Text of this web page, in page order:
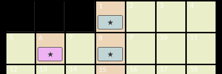
1 2 3 4
5 6 7 8 9 10 11
12 13 14 15 16 17 18